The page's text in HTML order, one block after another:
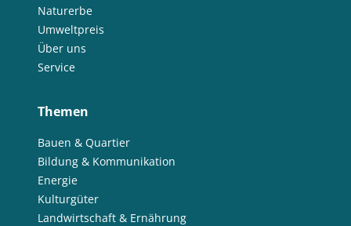
Naturerbe
Umweltpreis
Über uns
Service
Themen
Bauen & Quartier
Bildung & Kommunikation
Energie
Kulturgüter
Landwirtschaft & Ernährung